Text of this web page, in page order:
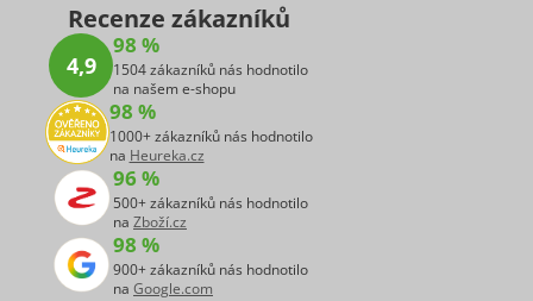
Recenze zákazníků
4,9
98 %
1504 zákazníků nás hodnotilo
na našem e-shopu
98 %
1000+ zákazníků nás hodnotilo
na Heureka.cz
96 %
500+ zákazníků nás hodnotilo
na Zboží.cz
98 %
900+ zákazníků nás hodnotilo
na Google.com